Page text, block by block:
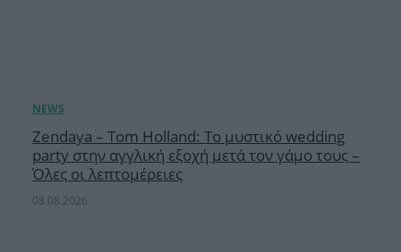
Zendaya – Tom Holland: Το μυστικό wedding
party στην αγγλική εξοχή μετά τον γάμο τους –
Όλες οι λεπτομέρειες
08.08.2026